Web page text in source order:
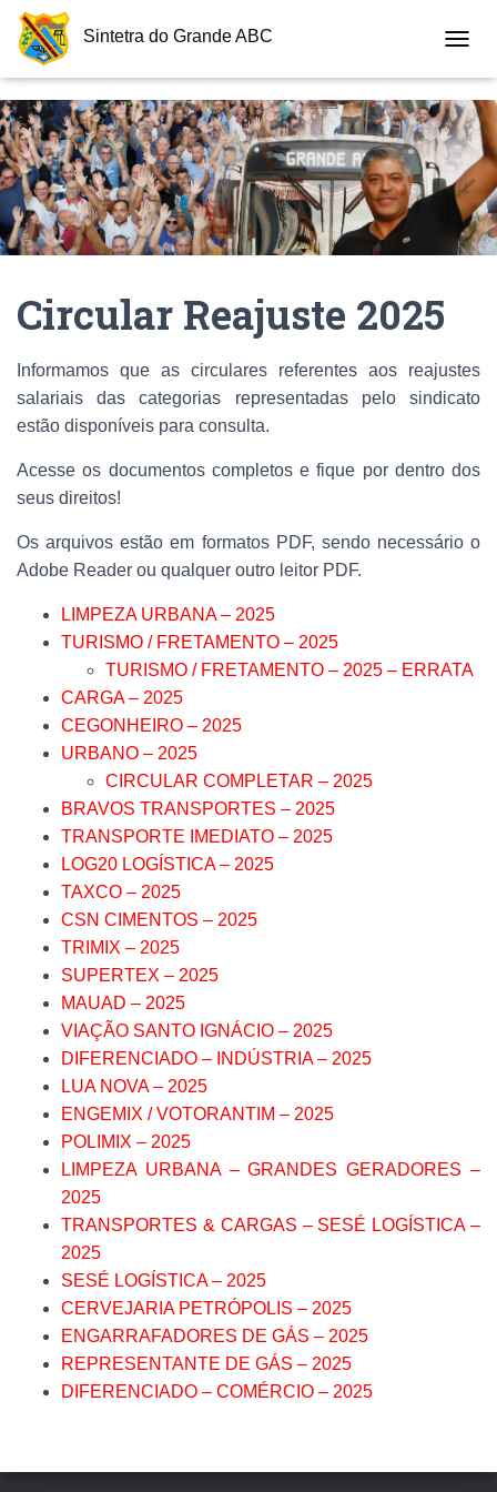
Sintetra do Grande ABC
O
G
G
L
E
N
A
V
I
N
Circular Reajuste 2025
Informamos que as circulares referentes aos reajustes
salariais das categorias representadas pelo sindicato
estão disponíveis para consulta.
Acesse os documentos completos e fique por dentro dos
seus direitos!
Os arquivos estão em formatos PDF, sendo necessário o
Adobe Reader ou qualquer outro leitor PDF.
LIMPEZA URBANA – 2025
TURISMO / FRETAMENTO – 2025
TURISMO / FRETAMENTO – 2025 – ERRATA
CARGA – 2025
CEGONHEIRO – 2025
URBANO – 2025
CIRCULAR COMPLETAR – 2025
BRAVOS TRANSPORTES – 2025
TRANSPORTE IMEDIATO – 2025
LOG20 LOGÍSTICA – 2025
TAXCO – 2025
CSN CIMENTOS – 2025
TRIMIX – 2025
SUPERTEX – 2025
MAUAD – 2025
VIAÇÃO SANTO IGNÁCIO – 2025
DIFERENCIADO – INDÚSTRIA – 2025
LUA NOVA – 2025
ENGEMIX / VOTORANTIM – 2025
POLIMIX – 2025
LIMPEZA URBANA – GRANDES GERADORES –
2025
TRANSPORTES & CARGAS – SESÉ LOGÍSTICA –
2025
SESÉ LOGÍSTICA – 2025
CERVEJARIA PETRÓPOLIS – 2025
ENGARRAFADORES DE GÁS – 2025
REPRESENTANTE DE GÁS – 2025
DIFERENCIADO – COMÉRCIO – 2025